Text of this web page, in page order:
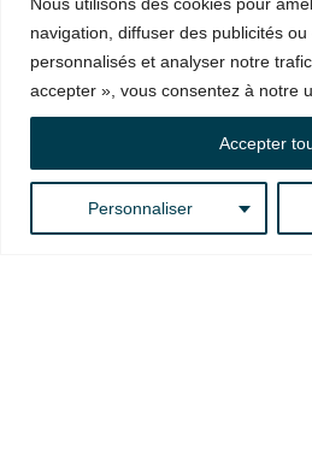
navigation, diffuser des publicités
personnalisés et analyser notre
accepter », vous consentez à notre
Personnaliser
Accepter